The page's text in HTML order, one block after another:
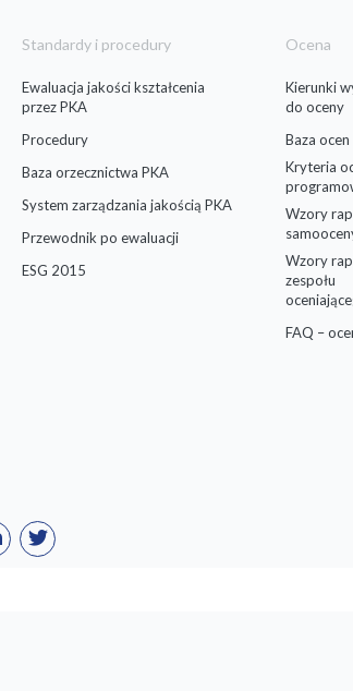
Standardy i procedury
Ewaluacja jakości kształcenia
przez PKA
Procedury
Baza orzecznictwa PKA
System zarządzania jakością PKA
Przewodnik po ewaluacji
ESG 2015
Ocena
Kierunki
do oceny
Baza ocen
Kryteria
Wzory
Wzory
zespołu
FAQ –